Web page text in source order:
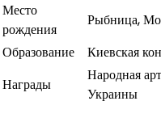
Место
рождения
Рыбница,
Образование
Киевская
Награды
Народная
Украины